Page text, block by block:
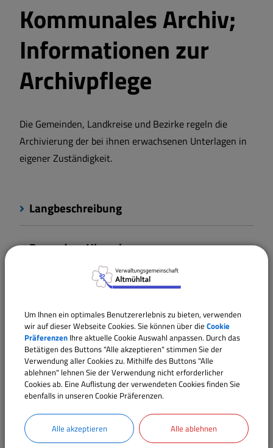
Kommunales Archiv;
Informationen zur
Archivpflege
Die Gemeinden, Landkreise und Bezirke regeln die
Archivierung der bei ihnen erwachsenen Unterlagen in
eigener Zuständigkeit.
Langbeschreibung
Besondere Hinweise
Weiterführende Links
Verantwortliche Behörde
Ansprechpartner:
ElenaRudi
Tel.:09146 94294-20
E-Mail: e.rudi@vgem-altmuehltal.de
Um Ihnen ein optimales Benutzererlebnis zu bieten, verwenden
wir auf dieser Webseite Cookies. Sie können über die Cookie
Präferenzen Ihre aktuelle Cookie Auswahl anpassen. Durch das
Betätigen des Buttons "Alle akzeptieren" stimmen Sie der
Verwendung aller Cookies zu. Mithilfe des Buttons "Alle
ablehnen" lehnen Sie der Verwendung nicht erforderlicher
Cookies ab. Eine Auflistung der verwendeten Cookies finden Sie
ebenfalls in unseren Cookie Präferenzen.
Alle akzeptieren Alle ablehnen